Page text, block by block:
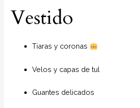
Vestido
Tiaras y coronas
Velos y capas de tul
Guantes delicados